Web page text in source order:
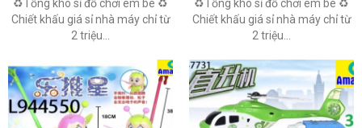
♻️Tổng kho sỉ đồ chơi em bé ♻️
Chiết khấu giá sỉ nhà máy chỉ từ
2 triệu...
♻️Tổng kho sỉ đồ chơi em bé ♻️
Chiết khấu giá sỉ nhà máy chỉ từ
2 triệu...